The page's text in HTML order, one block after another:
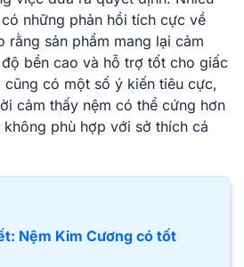
những phản hồi tích cực về
rằng sản phẩm mang lại cảm
bền cao và hỗ trợ tốt cho giấc
cũng có một số ý kiến tiêu cực,
cảm thấy nệm có thể cứng hơn
phù hợp với sở thích cá
Nệm Kim Cương có tốt